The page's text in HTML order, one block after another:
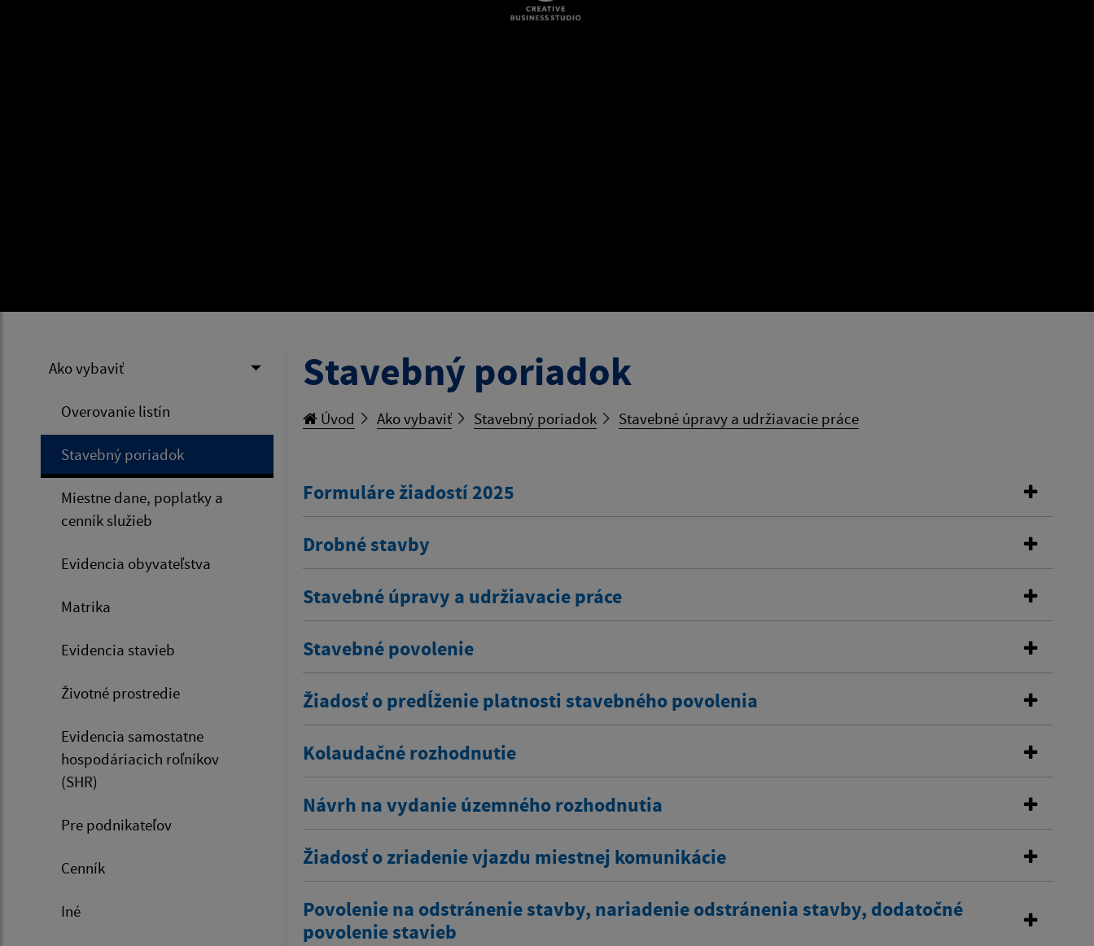
Ako vybaviť
Overovanie listín
Stavebný poriadok
Miestne dane, poplatky a
cenník služieb
Evidencia obyvateľstva
Matrika
Evidencia stavieb
Životné prostredie
Evidencia samostatne
hospodáriacich roľníkov
(SHR)
Pre podnikateľov
Cenník
Iné
Stavebný poriadok
Úvod Ako vybaviť Stavebný poriadok Stavebné úpravy a udržiavacie práce
Formuláre žiadostí 2025
Drobné stavby
Stavebné úpravy a udržiavacie práce
Stavebné povolenie
Žiadosť o predĺženie platnosti stavebného povolenia
Kolaudačné rozhodnutie
Návrh na vydanie územného rozhodnutia
Žiadosť o zriadenie vjazdu miestnej komunikácie
Povolenie na odstránenie stavby, nariadenie odstránenia stavby, dodatočné
povolenie stavieb